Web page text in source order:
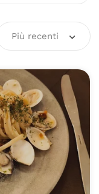
Più recenti